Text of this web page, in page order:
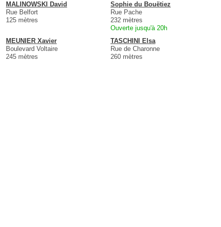
MALINOWSKI David
Rue Belfort
125 mètres
Sophie du Bouëtiez
Rue Pache
232 mètres
Ouverte jusqu'à 20h
MEUNIER Xavier
Boulevard Voltaire
245 mètres
TASCHINI Elsa
Rue de Charonne
260 mètres